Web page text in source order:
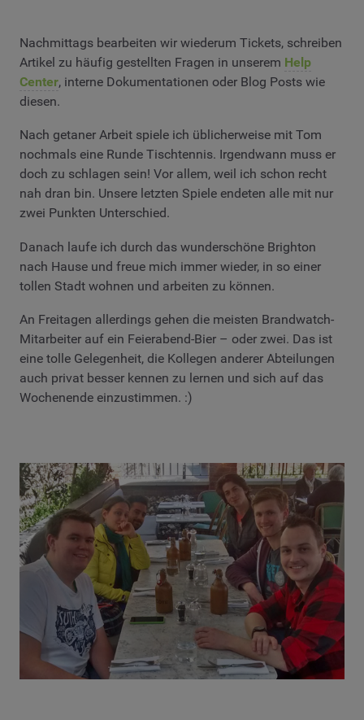
Nachmittags bearbeiten wir wiederum Tickets, schreiben
Artikel zu häufig gestellten Fragen in unserem Help
Center, interne Dokumentationen oder Blog Posts wie
diesen.
Nach getaner Arbeit spiele ich üblicherweise mit Tom
nochmals eine Runde Tischtennis. Irgendwann muss er
doch zu schlagen sein! Vor allem, weil ich schon recht
nah dran bin. Unsere letzten Spiele endeten alle mit nur
zwei Punkten Unterschied.
Danach laufe ich durch das wunderschöne Brighton
nach Hause und freue mich immer wieder, in so einer
tollen Stadt wohnen und arbeiten zu können.
An Freitagen allerdings gehen die meisten Brandwatch-
Mitarbeiter auf ein Feierabend-Bier – oder zwei. Das ist
eine tolle Gelegenheit, die Kollegen anderer Abteilungen
auch privat besser kennen zu lernen und sich auf das
Wochenende einzustimmen. :)